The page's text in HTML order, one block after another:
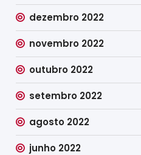
dezembro 2022
novembro 2022
outubro 2022
setembro 2022
agosto 2022
junho 2022